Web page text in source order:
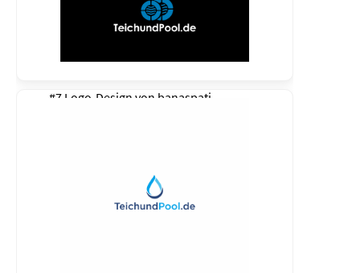
#7 Logo-Design von banaspati